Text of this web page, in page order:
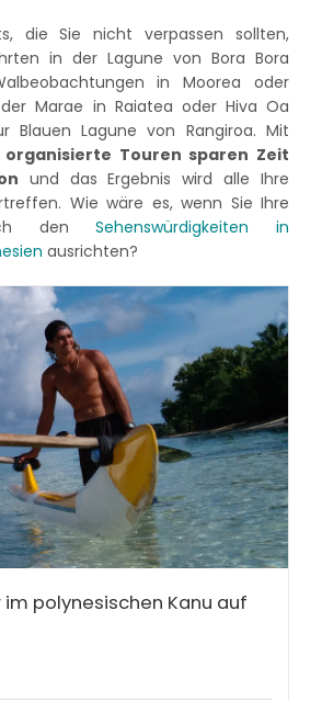
die Sie nicht verpassen sollten,
in der Lagune von Bora Bora
in Moorea oder
Marae in Raiatea oder Hiva Oa
Blauen Lagune von Rangiroa. Mit
organisierte Touren sparen Zeit
und das Ergebnis wird alle Ihre
Wie wäre es, wenn Sie Ihre
denSehenswürdigkeiten in
ausrichten?
polynesischen Kanu auf